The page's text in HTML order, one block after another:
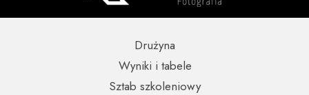
Wyniki i tabele
Sztab szkoleniowy
Drużyna